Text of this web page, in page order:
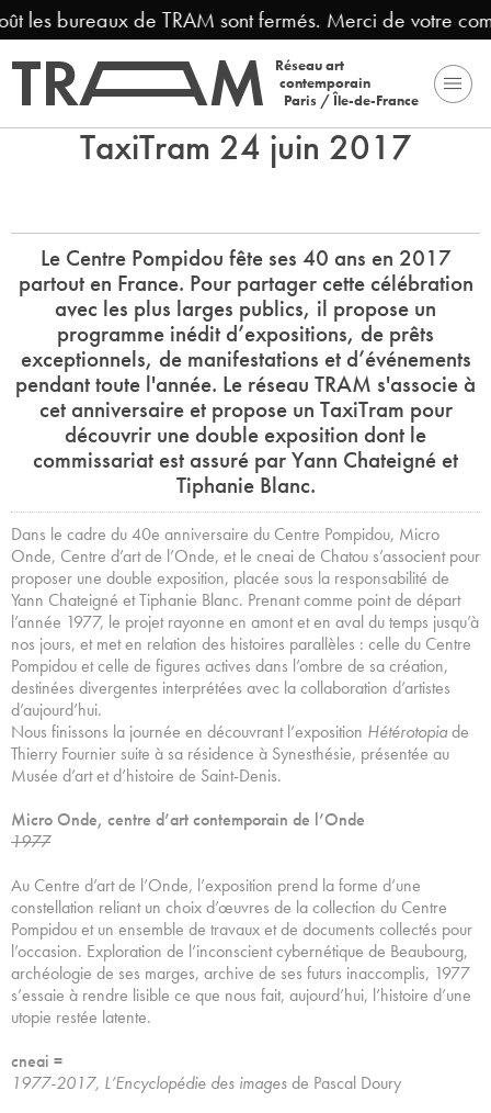
les bureaux de TRAM sont fermés. Merci de votre
Réseau art
contemporain
Paris / Île-de-France
TaxiTram 24 juin 2017
Le Centre Pompidou fête ses 40 ans en 2017
partout en France. Pour partager cette célébration
avec les plus larges publics, il propose un
programme inédit d’expositions, de prêts
exceptionnels, de manifestations et d’événements
pendant toute l'année. Le réseau TRAM s'associe à
cet anniversaire et propose un TaxiTram pour
découvrir une double exposition dont le
commissariat est assuré par Yann Chateigné et
Tiphanie Blanc.
Dans le cadre du 40e anniversaire du Centre Pompidou, Micro
Onde, Centre d’art de l’Onde, et le cneai de Chatou s’associent pour
proposer une double exposition, placée sous la responsabilité de
Yann Chateigné et Tiphanie Blanc. Prenant comme point de départ
l’année 1977, le projet rayonne en amont et en aval du temps jusqu’à
nos jours, et met en relation des histoires parallèles : celle du Centre
Pompidou et celle de figures actives dans l’ombre de sa création,
destinées divergentes interprétées avec la collaboration d’artistes
d’aujourd’hui.
Nous finissons la journée en découvrant l’exposition Hétérotopiade
Thierry Fournier suite à sa résidence à Synesthésie, présentée au
Musée d’art et d’histoire de Saint-Denis.
Micro Onde, centre d’art contemporain de l’Onde
1977
Au Centre d’art de l’Onde, l’exposition prend la forme d’une
constellation reliant un choix d’œuvres de la collection du Centre
Pompidou et un ensemble de travaux et de documents collectés pour
l’occasion. Exploration de l’inconscient cybernétique de Beaubourg,
archéologie de ses marges, archive de ses futurs inaccomplis, 1977
s’essaie à rendre lisible ce que nous fait, aujourd’hui, l’histoire d’une
utopie restée latente.
cneai =
1977-2017, L’Encyclopédie des imagesde Pascal Doury